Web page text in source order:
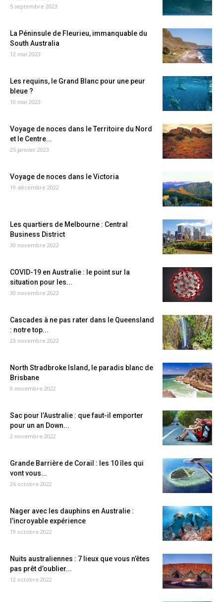
5 septembre 2023
La Péninsule de Fleurieu, immanquable du
South Australia
12 mai 2023
Les requins, le Grand Blanc pour une peur
bleue ?
10 mai 2023
Voyage de noces dans le Territoire du Nord
et le Centre...
25 janvier 2023
Voyage de noces dans le Victoria
19 décembre 2022
Les quartiers de Melbourne : Central
Business District
30 novembre 2022
COVID-19 en Australie : le point sur la
situation pour les...
30 novembre 2022
Cascades à ne pas rater dans le Queensland
: notre top...
23 novembre 2022
North Stradbroke Island, le paradis blanc de
Brisbane
9 novembre 2022
Sac pour l’Australie : que faut-il emporter
pour un an Down...
2 novembre 2022
Grande Barrière de Corail : les 10 îles qui
vont vous...
26 octobre 2022
Nager avec les dauphins en Australie :
l’incroyable expérience
19 octobre 2022
Nuits australiennes : 7 lieux que vous n’êtes
pas prêt d’oublier...
12 octobre 2022